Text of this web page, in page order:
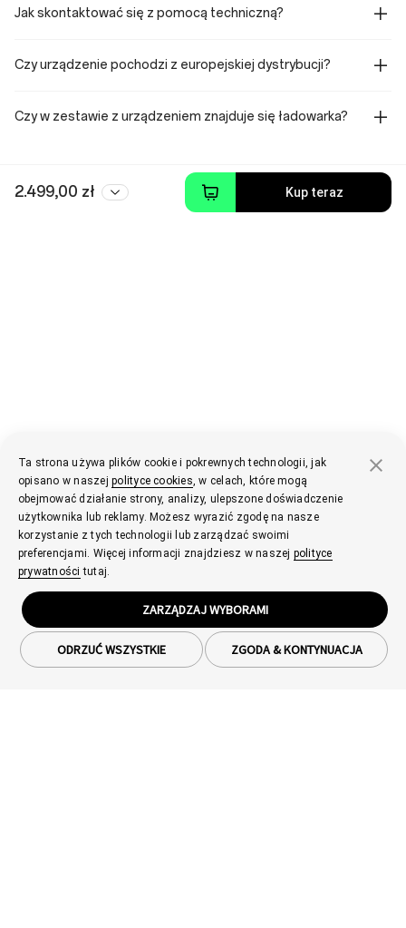
Jak skontaktować się z pomocą techniczną?
Czy urządzenie pochodzi z europejskiej dystrybucji?
Czy w zestawie z urządzeniem znajduje się ładowarka?
2.499,00 zł Kup teraz
Ta strona używa plików cookie i pokrewnych technologii, jak
opisano w naszejpolityce cookies, w celach, które mogą
obejmować działanie strony, analizy, ulepszone doświadczenie
użytkownika lub reklamy. Możesz wyrazić zgodę na nasze
korzystanie z tych technologii lub zarządzać swoimi
preferencjami. Więcej informacji znajdziesz w naszej polityce
prywatności tutaj.
ZARZĄDZAJ WYBORAMI
ZGODA & KONTYNUACJA
ODRZUĆ WSZYSTKIE